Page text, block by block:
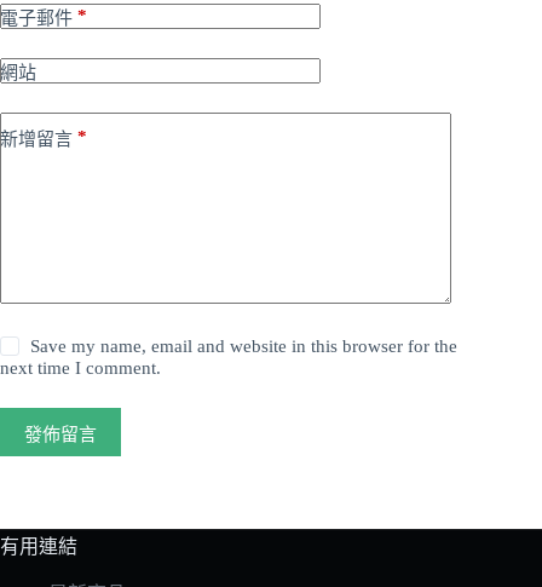
電子郵件 *
網站
新增留言 *
Save my name, email and website in this browser for the
next time I comment.
發佈留言
有用連結